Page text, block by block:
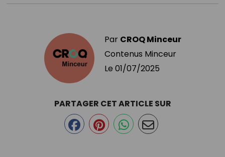
Par CROQ Minceur
Contenus Minceur
Le 01/07/2025
PARTAGER CET ARTICLE SUR